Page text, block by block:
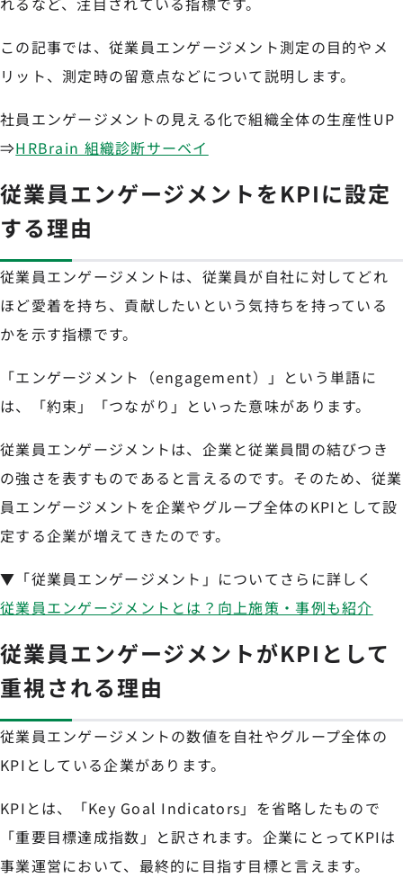
この記事では、従業員エンゲージメント測定の目的やメ
リット、測定時の留意点などについて説明します。
社員エンゲージメントの見える化で組織全体の生産性UP
⇒HRBrain 組織診断サーベイ
従業員エンゲージメントをKPIに設定
する理由
従業員エンゲージメントは、従業員が自社に対してどれ
ほど愛着を持ち、貢献したいという気持ちを持っている
かを示す指標です。
「エンゲージメント（engagement）」という単語に
は、「約束」「つながり」といった意味があります。
従業員エンゲージメントは、企業と従業員間の結びつき
の強さを表すものであると言えるのです。そのため、従業
員エンゲージメントを企業やグループ全体のKPIとして設
定する企業が増えてきたのです。
▼「従業員エンゲージメント」についてさらに詳しく
従業員エンゲージメントとは？向上施策・事例も紹介
従業員エンゲージメントがKPIとして
重視される理由
従業員エンゲージメントの数値を自社やグループ全体の
KPIとしている企業があります。
KPIとは、「Key Goal Indicators」を省略したもので
「重要目標達成指数」と訳されます。企業にとってKPIは
事業運営において、最終的に目指す目標と言えます。